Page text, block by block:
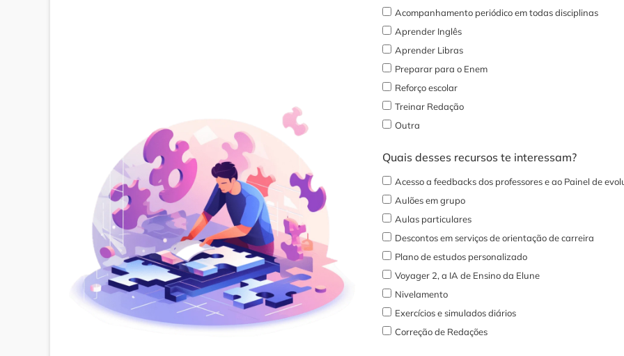
Acompanhamento periódico em todas disciplinas
Aprender Inglês
Aprender Libras
Preparar para o Enem
Reforço escolar
Treinar Redação
Outra
Quais desses recursos te interessam?
Acesso a feedbacks dos professores e ao Painel de
Aulões em grupo
Aulas particulares
Descontos em serviços de orientação de carreira
Plano de estudos personalizado
Voyager 2, a IA de Ensino da Elune
Nivelamento
Exercícios e simulados diários
Correção de Redações